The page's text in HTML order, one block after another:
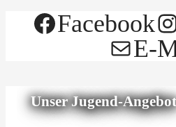
Facebook
E-
Unser Jugend-Angebot